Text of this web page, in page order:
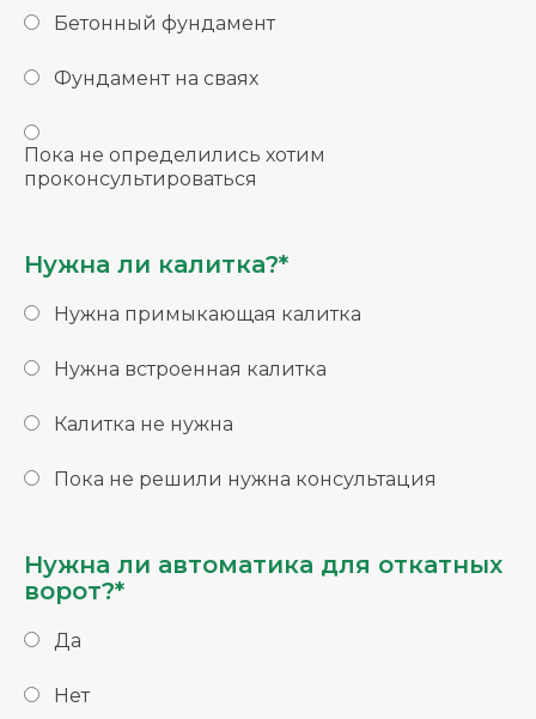
Бетонный фундамент
Фундамент на сваях
Пока не определились хотим
проконсультироваться
Нужна ли калитка?*
Нужна примыкающая калитка
Нужна встроенная калитка
Калитка не нужна
Пока не решили нужна консультация
Нужна ли автоматика для откатных
ворот?*
Да
Нет